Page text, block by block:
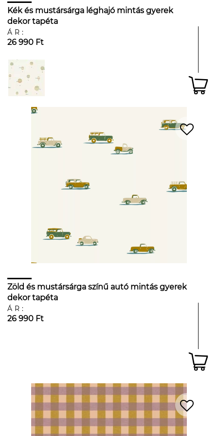
Kék és mustársárga léghajó mintás gyerek
dekor tapéta
ÁR:
26 990 Ft
Zöld és mustársárga színű autó mintás gyerek
dekor tapéta
ÁR:
26 990 Ft